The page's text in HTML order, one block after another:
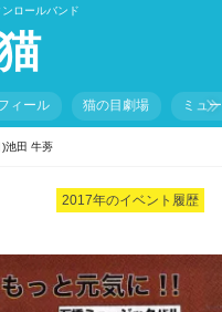
ロールバンド
ィール 猫の目劇場 ミュ
池田 牛蒡
2017年のイベント履歴